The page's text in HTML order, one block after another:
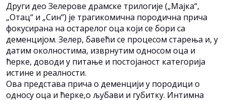
Други део Зелерове драмске трилогије („Мајка“,
„Отац“ и „Син“) је трагикомична породична прича
фокусирана на остарелог оца који се бори са
деменцијом. Зелер, бавећи се процесом старења и, у
датим околностима, изврнутим односом оца и
ћерке, доводи у питање и постојаност категорија
истине и реалности.
Ова представа прича о деменцији у породици о
односу оца и ћерке,о љубави и губитку. Интимна